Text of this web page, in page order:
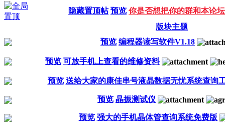
隐藏置顶帖 预览 你是否想把你的群和本论
版块主题
预览 编程器读写软件V1.18
预览 可放手机上查看的维修资料
预览 送给大家的康佳串号液晶数据无忧系统查询
预览 晶振测试仪
预览 强大的手机晶体管查询系统免费版